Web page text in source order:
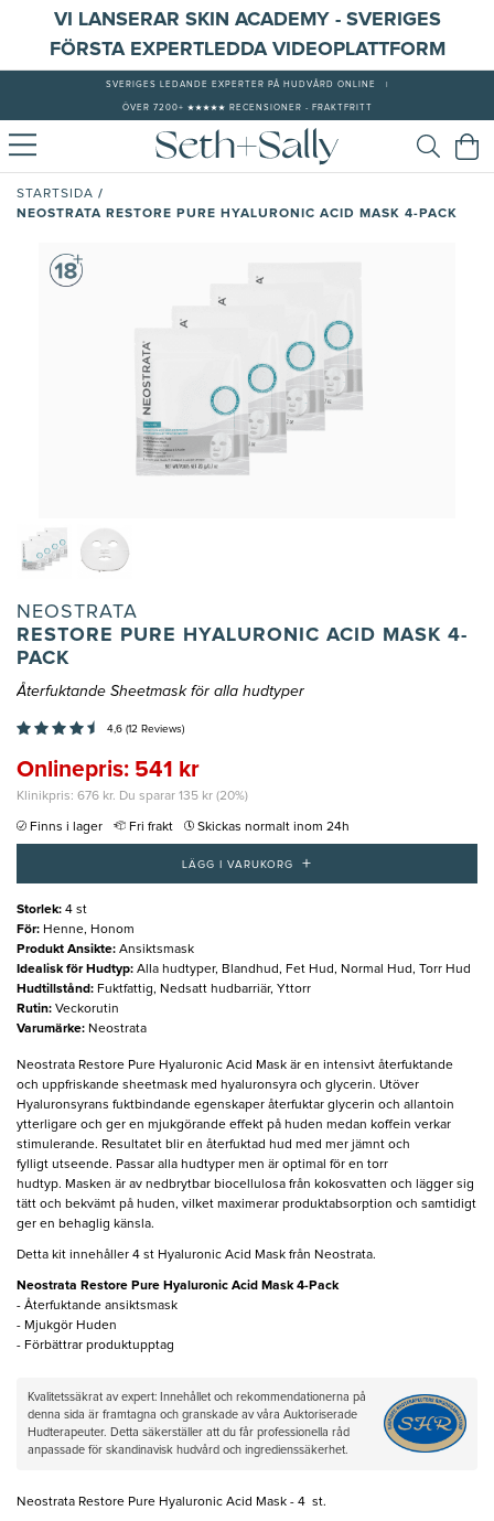
VI LANSERAR SKIN ACADEMY - SVERIGES
FÖRSTA EXPERTLEDDA VIDEOPLATTFORM
SVERIGES LEDANDE EXPERTER PÅ HUDVÅRD ONLINE
ÖVER 7200+ ★★★★★ RECENSIONER - FRAKTFRITT
STARTSIDA /
NEOSTRATA RESTORE PURE HYALURONIC ACID MASK 4-PACK
NEOSTRATA
RESTORE PURE HYALURONIC ACID MASK 4-
PACK
Återfuktande Sheetmask för alla hudtyper
4,6 (12 Reviews)
Onlinepris: 541 kr
Klinikpris: 676 kr. Du sparar 135 kr (20%)
Finns i lager Fri frakt Skickas normalt inom 24h
LÄGG I VARUKORG +
Storlek: 4 st
För: Henne, Honom
Produkt Ansikte: Ansiktsmask
Idealisk för Hudtyp: Alla hudtyper, Blandhud, Fet Hud, Normal Hud, Torr Hud
Hudtillstånd: Fuktfattig, Nedsatt hudbarriär, Yttorr
Rutin: Veckorutin
Varumärke: Neostrata
Neostrata Restore Pure Hyaluronic Acid Mask är en intensivt återfuktande
och uppfriskande sheetmask med hyaluronsyra och glycerin. Utöver
Hyaluronsyrans fuktbindande egenskaper återfuktar glycerin och allantoin
ytterligare och ger en mjukgörande effekt på huden medan koffein verkar
stimulerande. Resultatet blir en återfuktad hud med mer jämnt och
fylligt utseende. Passar alla hudtyper men är optimal för en torr
hudtyp. Masken är av nedbrytbar biocellulosa från kokosvatten och lägger sig
tätt och bekvämt på huden, vilket maximerar produktabsorption och samtidigt
ger en behaglig känsla.
Detta kit innehåller 4 st Hyaluronic Acid Mask från Neostrata.
Neostrata Restore Pure Hyaluronic Acid Mask 4-Pack
- Återfuktande ansiktsmask
- Mjukgör Huden
- Förbättrar produktupptag
Kvalitetssäkrat av expert: Innehållet och rekommendationerna på
denna sida är framtagna och granskade av våra Auktoriserade
Hudterapeuter. Detta säkerställer att du får professionella råd
anpassade för skandinavisk hudvård och ingredienssäkerhet.
Neostrata Restore Pure Hyaluronic Acid Mask - 4 st.